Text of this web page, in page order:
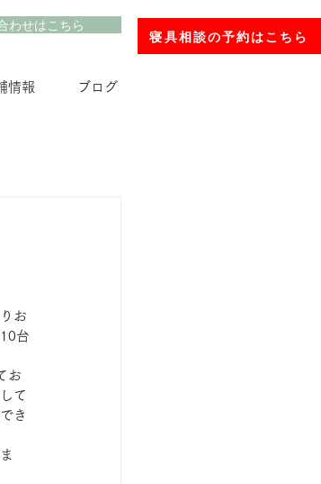
寝具相談の予約はこちら
わせはこちら
情報 ブログ
お
台
お
て
き